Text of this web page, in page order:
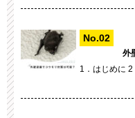
外
1．はじめに